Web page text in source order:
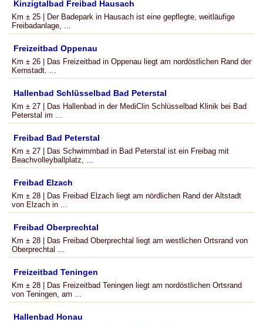
Kinzigtalbad Freibad Hausach
Km ± 25 | Der Badepark in Hausach ist eine gepflegte, weitläufige
Freibadanlage, ...
Freizeitbad Oppenau
Km ± 26 | Das Freizeitbad in Oppenau liegt am nordöstlichen Rand der
Kernstadt. ...
Hallenbad Schlüsselbad Bad Peterstal
Km ± 27 | Das Hallenbad in der MediClin Schlüsselbad Klinik bei Bad
Peterstal im ...
Freibad Bad Peterstal
Km ± 27 | Das Schwimmbad in Bad Peterstal ist ein Freibag mit
Beachvolleyballplatz, ...
Freibad Elzach
Km ± 28 | Das Freibad Elzach liegt am nördlichen Rand der Altstadt
von Elzach in ...
Freibad Oberprechtal
Km ± 28 | Das Freibad Oberprechtal liegt am westlichen Ortsrand von
Oberprechtal ...
Freizeitbad Teningen
Km ± 28 | Das Freizeitbad Teningen liegt am nordöstlichen Ortsrand
von Teningen, am ...
Hallenbad Honau